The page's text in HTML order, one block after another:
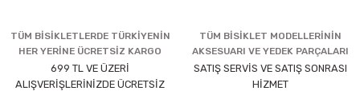
TÜM BİSİKLETLERDE TÜRKİYENİN
HER YERİNE ÜCRETSİZ KARGO
699 TL VE ÜZERİ
ALIŞVERİŞLERİNİZDE ÜCRETSİZ
TÜM BİSİKLET MODELLERİNİN
AKSESUARI VE YEDEK PARÇALARI
SATIŞ SERVİS VE SATIŞ SONRASI
HİZMET